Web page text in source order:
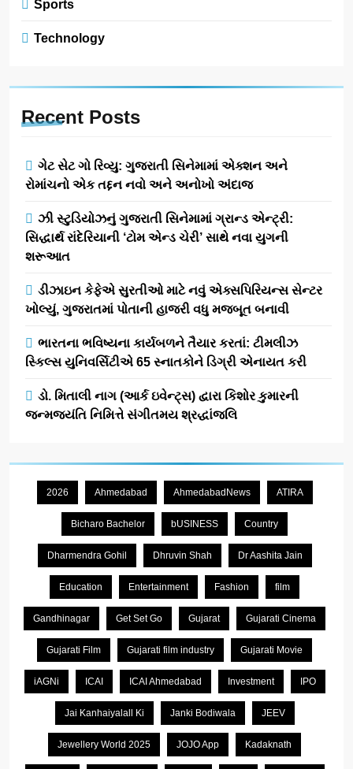
Sports
Technology
Recent Posts
ગેટ સેટ ગો રિવ્યુ: ગુજરાતી સિનેમામાં એક્શન અને
રોમાંચનો એક તદ્દન નવો અને અનોખો અંદાજ
ઝી સ્ટુડિયોઝનું ગુજરાતી સિનેમામાં ગ્રાન્ડ એન્ટ્રી:
સિદ્ધાર્થ રાંદેરિયાની ‘ટોમ એન્ડ ચેરી’ સાથે નવા યુગની
શરૂઆત
ડીઝાઇન કેફેએ સુરતીઓ માટે નવું એક્સપિરિયન્સ સેન્ટર
ખોલ્યું, ગુજરાતમાં પોતાની હાજરી વધુ મજબૂત બનાવી
ભારતના ભવિષ્યના કાર્યબળને તૈયાર કરતાં: ટીમલીઝ
સ્કિલ્સ યુનિવર્સિટીએ 65 સ્નાતકોને ડિગ્રી એનાયત કરી
ડો. મિતાલી નાગ (આર્ક ઇવેન્ટ્સ) દ્વારા કિશોર કુમારની
જન્મજયંતિ નિમિત્તે સંગીતમય શ્રદ્ધાંજલિ
2026 Ahmedabad AhmedabadNews ATIRA
Bicharo Bachelor bUSINESS Country
Dharmendra Gohil Dhruvin Shah Dr Aashita Jain
Education Entertainment Fashion film
Gandhinagar Get Set Go Gujarat Gujarati Cinema
Gujarati Film Gujarati film industry Gujarati Movie
iAGNi ICAI ICAI Ahmedabad Investment IPO
Jai Kanhaiyalall Ki Janki Bodiwala JEEV
Jewellery World 2025 JOJO App Kadaknath